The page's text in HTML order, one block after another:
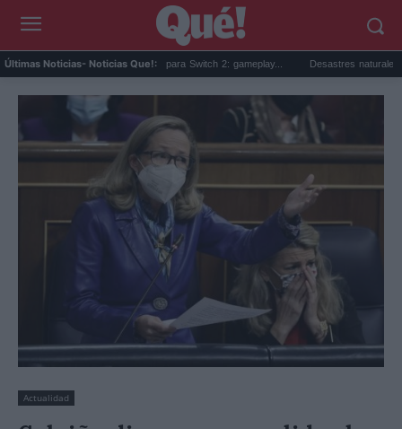
Últimas Noticias- Noticias Que!:
Beta sorpresa de Minecraft para Switch 2: gameplay... Desastres naturales: qué
Actualidad